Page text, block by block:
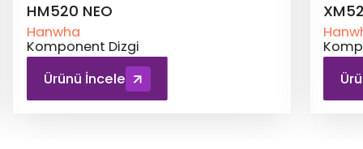
XM520
Komponent Dizgi
Ürünü İncele